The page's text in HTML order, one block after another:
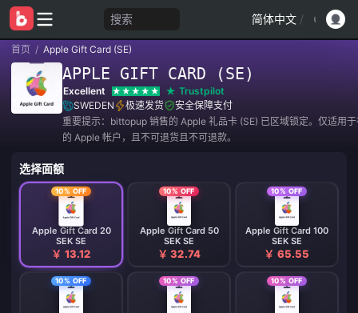
搜索 简体中文 /
首页 / Apple Gift Card (SE)
APPLE GIFT CARD (SE)
Excellent
Trustpilot
SWEDEN
极速发货
安全保障支付
重要提示：bittopup 销售的 Apple 礼品卡 (SE) 已区域锁定。仅适用
的 Apple 帐户，且不可退货且不可退款。
选择面额
10% OFF
Apple Gift Card 20
SEK SE
￥ 13.12
10% OFF
Apple Gift Card 50
SEK SE
￥ 32.74
10% OFF
Apple Gift Card 100
SEK SE
￥ 65.55
10% OFF 10% OFF 10% OFF